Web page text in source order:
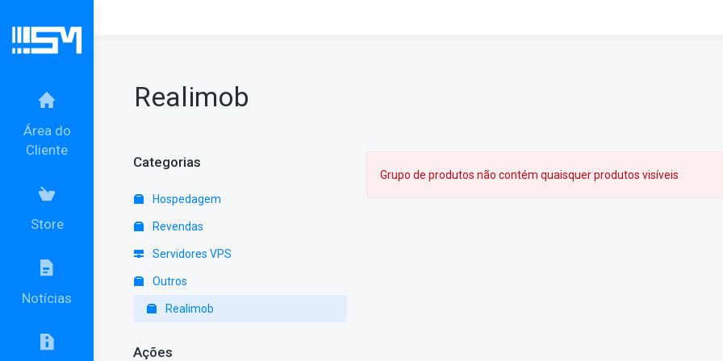
Área do
Cliente
Store
Notícias
Realimob
Categorias
Hospedagem
Revendas
Servidores VPS
Outros
Realimob
Ações
Grupo de produtos não contém quaisquer produtos visíveis